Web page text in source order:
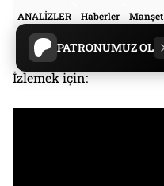
PATRONUMUZ OL
ANALİZLER
Haberler Manşet
İzlemek için: